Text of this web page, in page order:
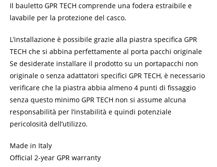
Il bauletto GPR TECH comprende una fodera estraibile e
lavabile per la protezione del casco.
L’installazione è possibile grazie alla piastra specifica GPR
TECH che si abbina perfettamente al porta pacchi originale
Se desiderate installare il prodotto su un portapacchi non
originale o senza adattatori specifici GPR TECH, è necessario
verificare che la piastra abbia almeno 4 punti di fissaggio
senza questo minimo GPR TECH non si assume alcuna
responsabilità per l’instabilità e quindi potenziale
pericolosità dell’utilizzo.
Made in Italy
Official 2-year GPR warranty